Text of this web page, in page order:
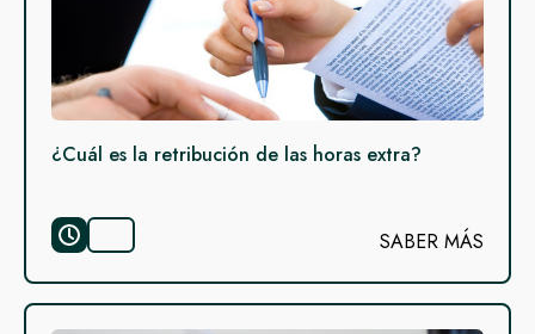
¿Cuál es la retribución de las horas extra?
SABER MÁS